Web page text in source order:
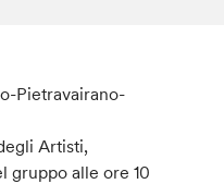
Pietravairano-
Artisti,
gruppo alle ore 10